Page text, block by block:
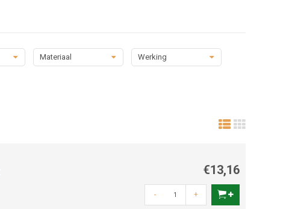
Materiaal Werking
€13,16
- +